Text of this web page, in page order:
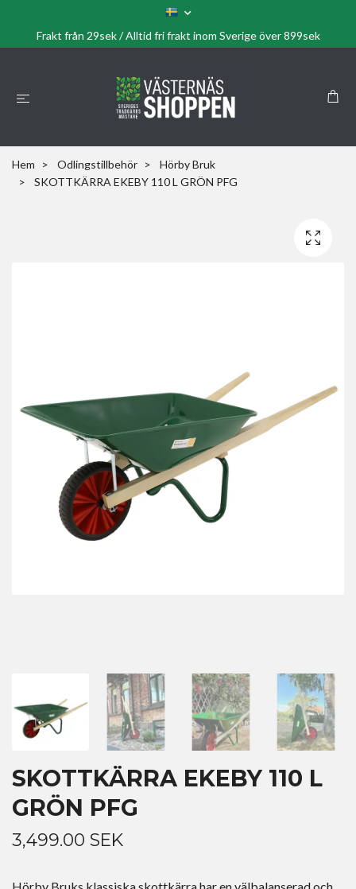
Frakt från 29sek / Alltid fri frakt inom Sverige över 899sek
Hem Odlingstillbehör
Hörby Bruk
SKOTTKÄRRA EKEBY 110 L GRÖN PFG
SKOTTKÄRRA EKEBY 110 L
GRÖN PFG
3,499.00 SEK